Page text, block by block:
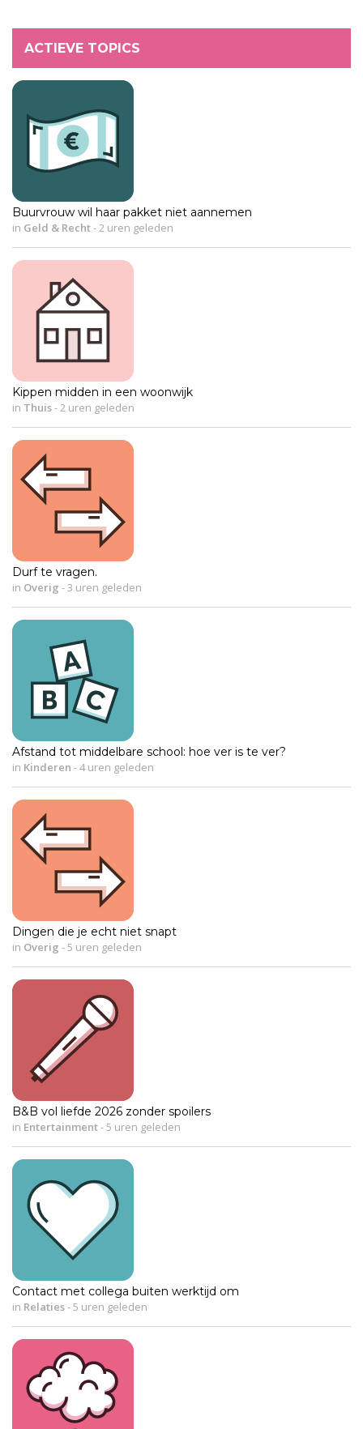
ACTIEVE TOPICS
Buurvrouw wil haar pakket niet aannemen
in Geld & Recht- 2 uren geleden
Kippen midden in een woonwijk
in Thuis- 2 uren geleden
Durf te vragen.
in Overig - 3 uren geleden
Afstand tot middelbare school: hoe ver is te ver?
in Kinderen -4 uren geleden
Dingen die je echt niet snapt
in Overig -5 uren geleden
B&B vol liefde 2026 zonder spoilers
in Entertainment-5 uren geleden
Contact met collega buiten werktijd om
in Relaties-5 uren geleden